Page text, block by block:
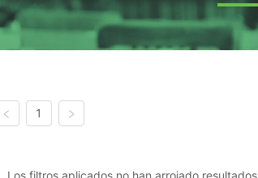
1
Los filtros aplicados no han arrojado resultados